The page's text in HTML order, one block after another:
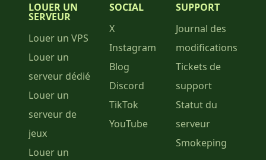
LOUER UN
SERVEUR
Louer un VPS
Louer un
serveur dédié
Louer un
serveur de
jeux
Louer un
SOCIAL
X
Instagram
Blog
Discord
TikTok
YouTube
SUPPORT
Journal des
modifications
Tickets de
support
Statut du
serveur
Smokeping